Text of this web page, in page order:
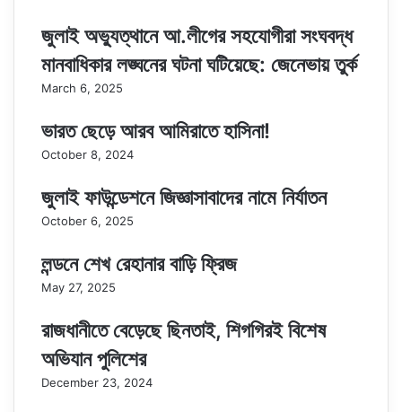
জুলাই অভ্যুত্থানে আ.লীগের সহযোগীরা সংঘবদ্ধ
মানবাধিকার লঙ্ঘনের ঘটনা ঘটিয়েছে: জেনেভায় তুর্ক
March 6, 2025
ভারত ছেড়ে আরব আমিরাতে হাসিনা!
October 8, 2024
জুলাই ফাউন্ডেশনে জিজ্ঞাসাবাদের নামে নির্যাতন
October 6, 2025
লন্ডনে শেখ রেহানার বাড়ি ফ্রিজ
May 27, 2025
রাজধানীতে বেড়েছে ছিনতাই, শিগগিরই বিশেষ
অভিযান পুলিশের
December 23, 2024